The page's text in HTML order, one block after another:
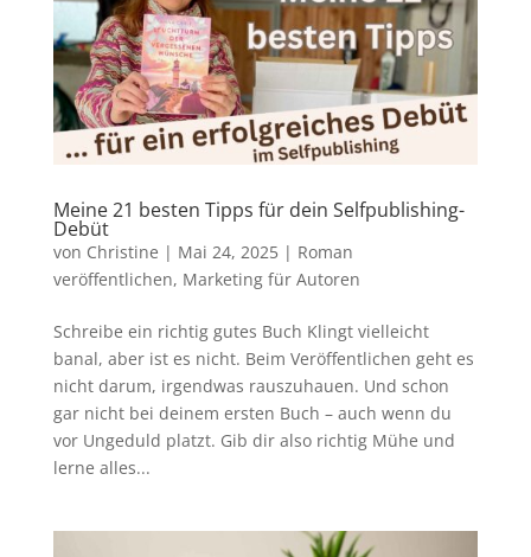
Meine 21 besten Tipps für dein Selfpublishing-
Debüt
von Christine | Mai 24, 2025| Roman
veröffentlichen, Marketing für Autoren
Schreibe ein richtig gutes Buch Klingt vielleicht
banal, aber ist es nicht. Beim Veröffentlichen geht es
nicht darum, irgendwas rauszuhauen. Und schon
gar nicht bei deinem ersten Buch – auch wenn du
vor Ungeduld platzt. Gib dir also richtig Mühe und
lerne alles...